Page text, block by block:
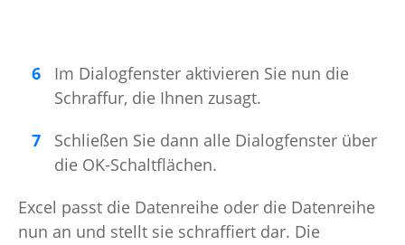
Im Dialogfenster aktivieren Sie nun die
Schraffur, die Ihnen zusagt.
Schließen Sie dann alle Dialogfenster über
die OK-Schaltflächen.
Excel passt die Datenreihe oder die Datenreihe
nun an und stellt sie schraffiert dar. Die